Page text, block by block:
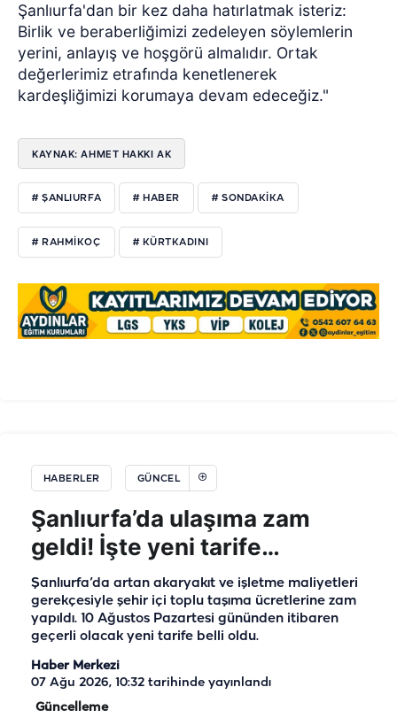
Şanlıurfa'dan bir kez daha hatırlatmak isteriz:
Birlik ve beraberliğimizi zedeleyen söylemlerin
yerini, anlayış ve hoşgörü almalıdır. Ortak
değerlerimiz etrafında kenetlenerek
kardeşliğimizi korumaya devam edeceğiz."
KAYNAK: AHMET HAKKI AK
# ŞANLIURFA # HABER # SONDAKIKA
# RAHMIKOÇ # KÜRTKADINI
HABERLER GÜNCEL
Şanlıurfa’da ulaşıma zam
geldi! İşte yeni tarife…
Şanlıurfa’da artan akaryakıt ve işletme maliyetleri
gerekçesiyle şehir içi toplu taşıma ücretlerine zam
yapıldı. 10 Ağustos Pazartesi gününden itibaren
geçerli olacak yeni tarife belli oldu.
Haber Merkezi
07 Ağu 2026, 10:32 tarihinde yayınlandı
Güncelleme